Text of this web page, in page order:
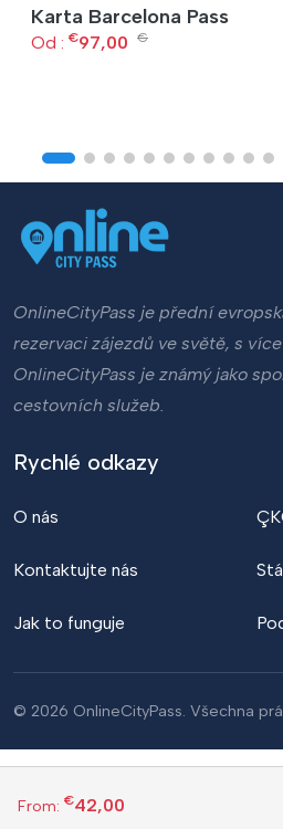
Karta Barcelona Pass
Od : €97,00 €
From: €42,00
OnlineCityPass je přední
rezervaci zájezdů ve světě, s
OnlineCityPass je známý jako
cestovních služeb.
Rychlé odkazy
O nás
Kontaktujte nás
Jak to funguje
© 2026 OnlineCityPass. Všechna